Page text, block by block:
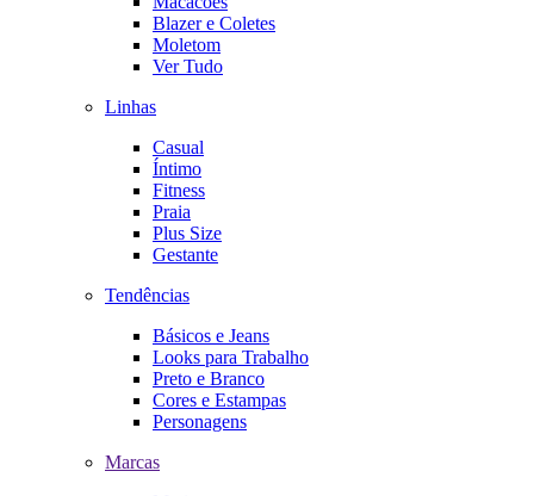
Blazer e Coletes
Moletom
Ver Tudo
Linhas
Casual
Íntimo
Fitness
Praia
Plus Size
Gestante
Tendências
Básicos e Jeans
Looks para Trabalho
Preto e Branco
Cores e Estampas
Personagens
Marcas